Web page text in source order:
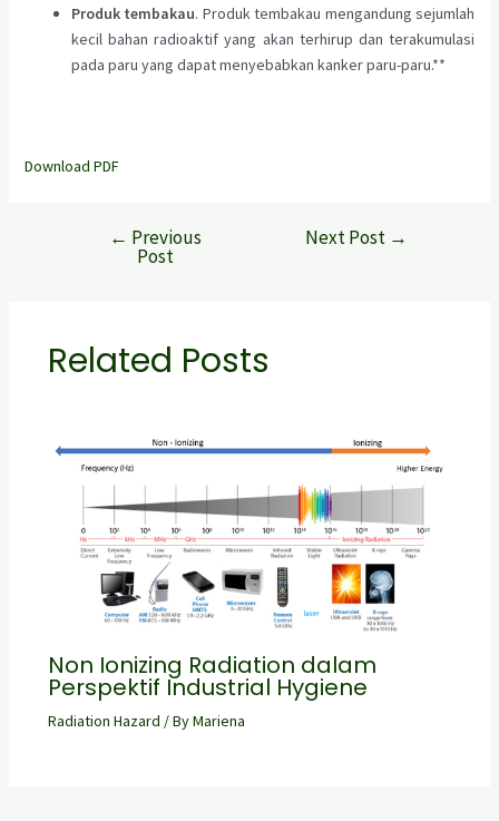
Produk tembakau. Produk tembakau mengandung sejumlah
kecil bahan radioaktif yang akan terhirup dan terakumulasi
pada paru yang dapat menyebabkan kanker paru-paru.**
Download PDF
← Previous
Post
Next Post →
Related Posts
Non Ionizing Radiation dalam
Perspektif Industrial Hygiene
Radiation Hazard / ByMariena